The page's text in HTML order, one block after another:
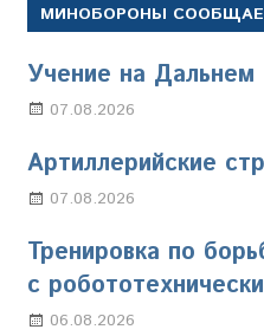
МИНОБОРОНЫ
Учение на Дальнем
07.08.2026
Артиллерийские
07.08.2026
Тренировка по
с
06.08.2026